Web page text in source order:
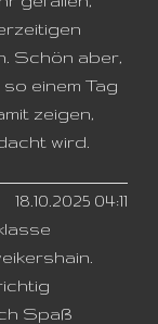
Schön aber,
einem Tag
zeigen,
wird.
18.10.2025 04:11
Spaß